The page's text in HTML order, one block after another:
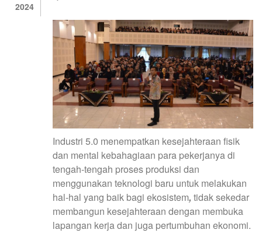
2024
Industri 5.0 menempatkan kesejahteraan fisik
dan mental kebahagiaan para pekerjanya di
tengah-tengah proses produksi dan
menggunakan teknologi baru untuk melakukan
hal-hal yang baik bagi ekosistem, tidak sekedar
membangun kesejahteraan dengan membuka
lapangan kerja dan juga pertumbuhan ekonomi.